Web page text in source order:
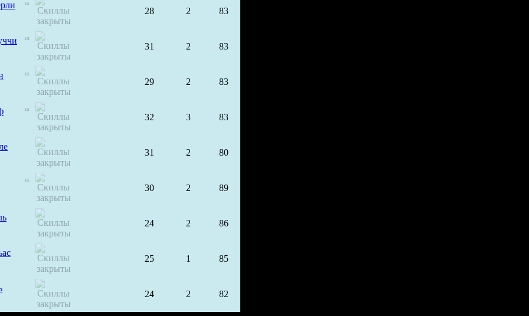
15
28 2 83
15
31 2 83
15
29 2 83
15
32 3 83
31 2 80
15
30 2 89
24 2 86
25 1 85
24 2 82